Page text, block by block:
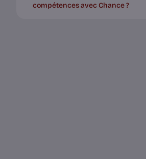
compétences avec Chance ?